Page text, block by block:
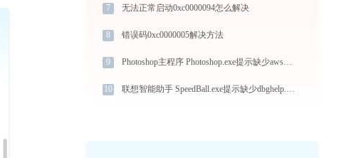
7 无法正常启动0xc0000094怎么解决
8 错误码0xc0000005解决方法
9 Photoshop主程序 Photoshop.exe提示缺少awscommonui.dll文件的解决办法
10 联想智能助手 SpeedBall.exe提示缺少dbghelp.dll文件的解决办法